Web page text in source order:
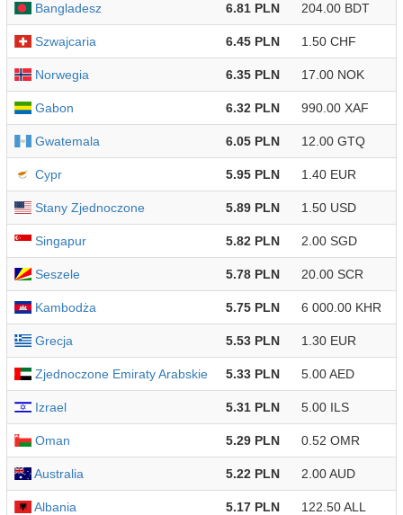
Bangladesz 6.81 PLN 204.00 BDT
Szwajcaria 6.45 PLN 1.50 CHF
Norwegia 6.35 PLN 17.00 NOK
Gabon 6.32 PLN 990.00 XAF
Gwatemala 6.05 PLN 12.00 GTQ
Cypr 5.95 PLN 1.40 EUR
Stany Zjednoczone 5.89 PLN 1.50 USD
Singapur 5.82 PLN 2.00 SGD
Seszele 5.78 PLN 20.00 SCR
Kambodża 5.75 PLN 6 000.00 KHR
Grecja 5.53 PLN 1.30 EUR
Zjednoczone Emiraty Arabskie 5.33 PLN 5.00 AED
Izrael 5.31 PLN 5.00 ILS
Oman 5.29 PLN 0.52 OMR
Australia 5.22 PLN 2.00 AUD
Albania 5.17 PLN 122.50 ALL